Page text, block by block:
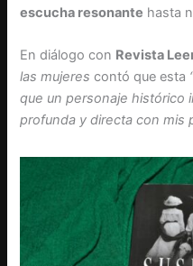
escucha resonante hasta
En diálogo con Revista
las mujeres contó que esta
que un personaje histórico
profunda y directa con mis